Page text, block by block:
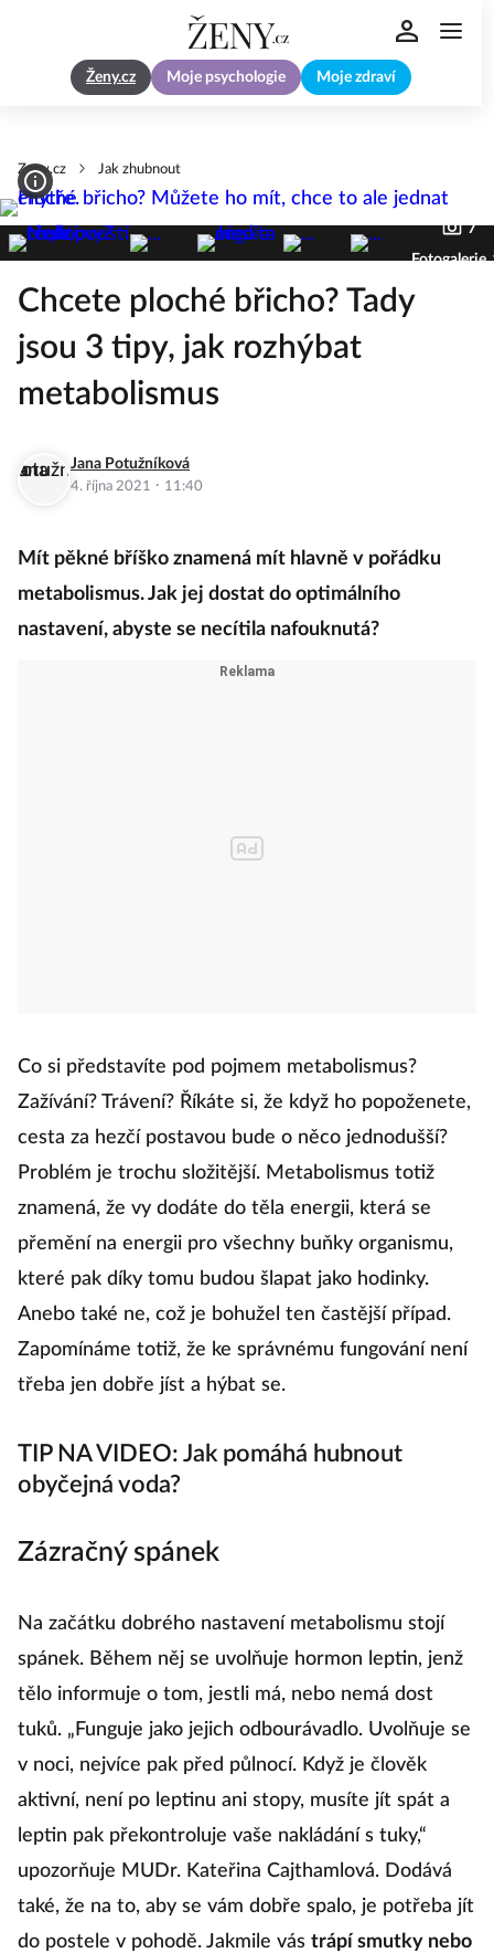
Ženy.cz Moje psychologie Moje zdraví
Zeny.cz Jak zhubnout
7
Fotogalerie
Chcete ploché břicho? Tady
jsou 3 tipy, jak rozhýbat
metabolismus
Jana Potužníková
4. října 2021 · 11:40
Mít pěkné bříško znamená mít hlavně v pořádku
metabolismus. Jak jej dostat do optimálního
nastavení, abyste se necítila nafouknutá?
Co si představíte pod pojmem metabolismus?
Zažívání? Trávení? Říkáte si, že když ho popoženete,
cesta za hezčí postavou bude o něco jednodušší?
Problém je trochu složitější. Metabolismus totiž
znamená, že vy dodáte do těla energii, která se
přemění na energii pro všechny buňky organismu,
které pak díky tomu budou šlapat jako hodinky.
Anebo také ne, což je bohužel ten častější případ.
Zapomínáme totiž, že ke správnému fungování není
třeba jen dobře jíst a hýbat se.
TIP NA VIDEO: Jak pomáhá hubnout
obyčejná voda?
Zázračný spánek
Na začátku dobrého nastavení metabolismu stojí
spánek. Během něj se uvolňuje hormon leptin, jenž
tělo informuje o tom, jestli má, nebo nemá dost
tuků. „Funguje jako jejich odbourávadlo. Uvolňuje se
v noci, nejvíce pak před půlnocí. Když je člověk
aktivní, není po leptinu ani stopy, musíte jít spát a
leptin pak překontroluje vaše nakládání s tuky,“
upozorňuje MUDr. Kateřina Cajthamlová. Dodává
také, že na to, aby se vám dobře spalo, je potřeba jít
do postele v pohodě. Jakmile vás trápí smutky nebo